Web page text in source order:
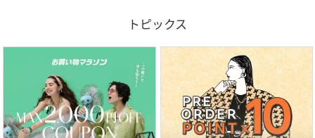
トピックス